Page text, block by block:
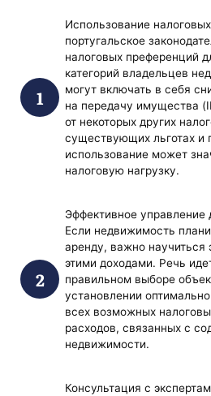
Использование
португальское
налоговых преференций
категорий владельцев
могут включать в себя
на передачу имущества
от некоторых других
существующих льготах и
использование может
налоговую нагрузку.
Эффективное управление
Если недвижимость
аренду, важно научиться
этими доходами. Речь
правильном выборе
установлении
всех возможных
расходов, связанных с
недвижимости.
Консультация с